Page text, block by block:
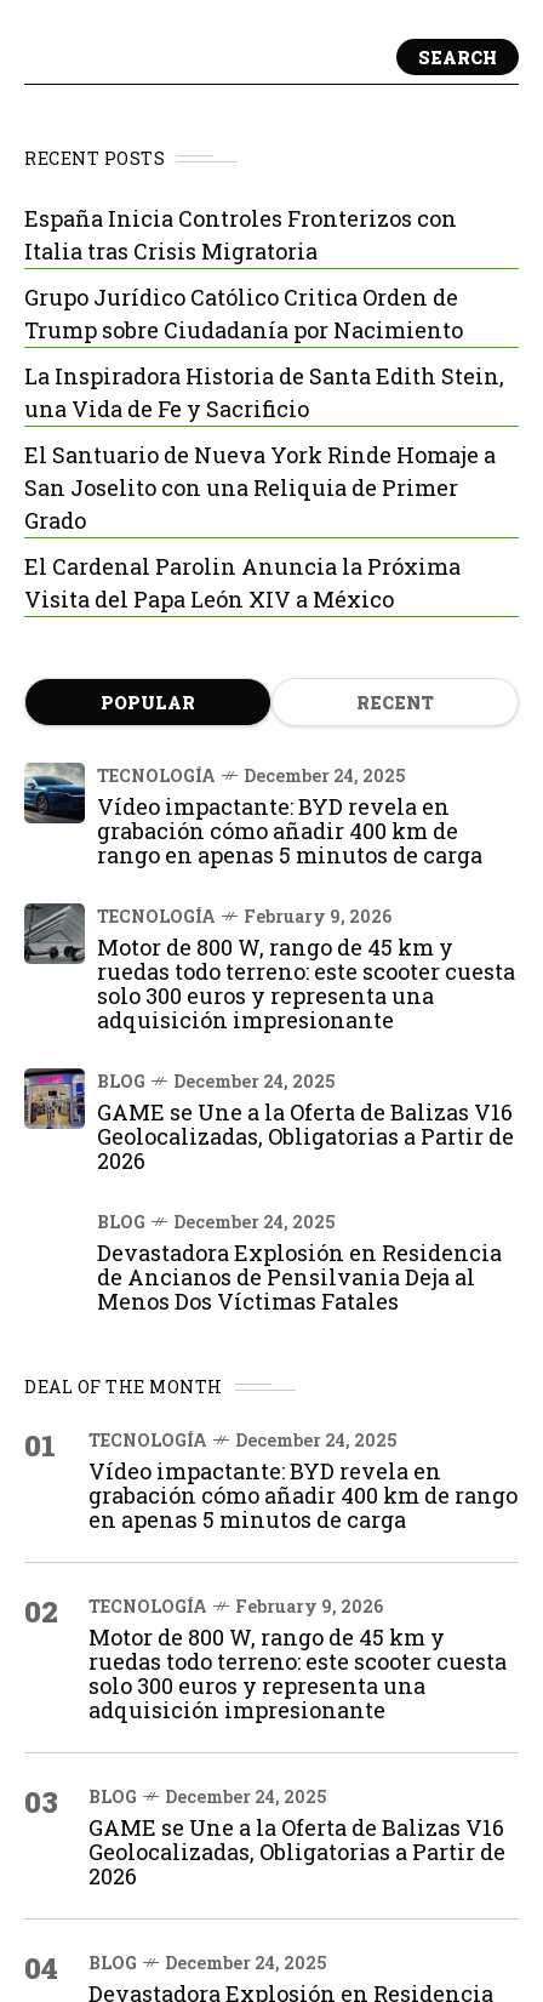
SEARCH
RECENT POSTS
España Inicia Controles Fronterizos con
Italia tras Crisis Migratoria
Grupo Jurídico Católico Critica Orden de
Trump sobre Ciudadanía por Nacimiento
La Inspiradora Historia de Santa Edith Stein,
una Vida de Fe y Sacrificio
El Santuario de Nueva York Rinde Homaje a
San Joselito con una Reliquia de Primer
Grado
El Cardenal Parolin Anuncia la Próxima
Visita del Papa León XIV a México
POPULAR RECENT
TECNOLOGÍA December 24, 2025
Vídeo impactante: BYD revela en
grabación cómo añadir 400 km de
rango en apenas 5 minutos de carga
TECNOLOGÍA February 9, 2026
Motor de 800 W, rango de 45 km y
ruedas todo terreno: este scooter cuesta
solo 300 euros y representa una
adquisición impresionante
BLOG December 24, 2025
GAME se Une a la Oferta de Balizas V16
Geolocalizadas, Obligatorias a Partir de
2026
BLOG December 24, 2025
Devastadora Explosión en Residencia
de Ancianos de Pensilvania Deja al
Menos Dos Víctimas Fatales
DEAL OF THE MONTH
01 TECNOLOGÍA December 24, 2025
Vídeo impactante: BYD revela en
grabación cómo añadir 400 km de rango
en apenas 5 minutos de carga
02 TECNOLOGÍA February 9, 2026
Motor de 800 W, rango de 45 km y
ruedas todo terreno: este scooter cuesta
solo 300 euros y representa una
adquisición impresionante
03 BLOG December 24, 2025
GAME se Une a la Oferta de Balizas V16
Geolocalizadas, Obligatorias a Partir de
2026
04 BLOG December 24, 2025
Devastadora Explosión en Residencia